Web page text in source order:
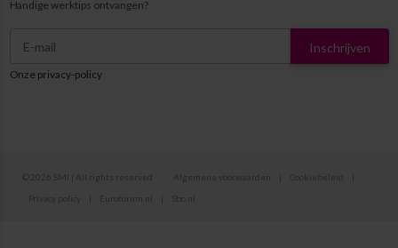
Handige werktips ontvangen?
Inschrijven
Onze privacy-policy
© 2026 SMI | All rights reserved Algemene voorwaarden Cookiebeleid
Privacy policy
Euroforum.nl Sbo.nl